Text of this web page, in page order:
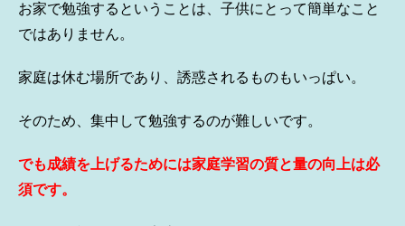
お家で勉強するということは、子供にとって簡単なこと
ではありません。
家庭は休む場所であり、誘惑されるものもいっぱい。
そのため、集中して勉強するのが難しいです。
でも成績を上げるためには家庭学習の質と量の向上は必
須です。